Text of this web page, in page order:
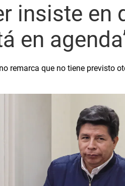
insiste en
en
remarca que no tiene previsto